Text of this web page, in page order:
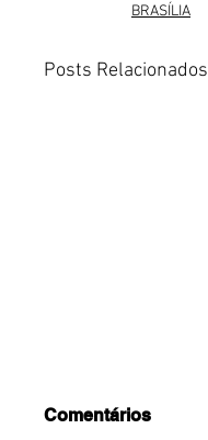
BRASÍLIA
Posts Relacionados
Comentários